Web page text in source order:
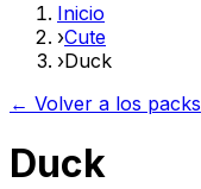
Inicio
›Cute
›Duck
← Volver a los packs
Duck